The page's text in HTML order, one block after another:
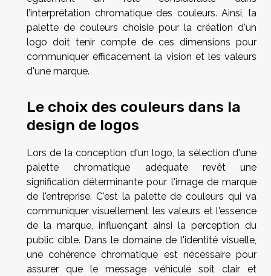
l’interprétation chromatique des couleurs. Ainsi, la
palette de couleurs choisie pour la création d'un
logo doit tenir compte de ces dimensions pour
communiquer efficacement la vision et les valeurs
d'une marque.
Le choix des couleurs dans la
design de logos
Lors de la conception d'un logo, la sélection d'une
palette chromatique adéquate revêt une
signification déterminante pour l'image de marque
de l'entreprise. C'est la palette de couleurs qui va
communiquer visuellement les valeurs et l'essence
de la marque, influençant ainsi la perception du
public cible. Dans le domaine de l'identité visuelle,
une cohérence chromatique est nécessaire pour
assurer que le message véhiculé soit clair et